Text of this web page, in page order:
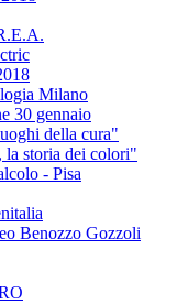
Milano
30 gennaio
della cura"
la storia dei colori"
- Pisa
Benozzo Gozzoli